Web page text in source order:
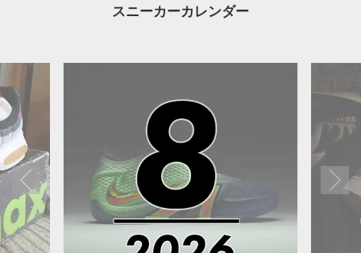
スニーカーカレンダー